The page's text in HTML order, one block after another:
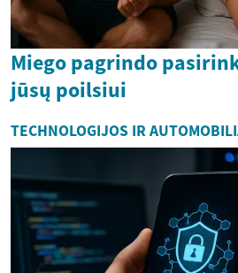
Miego pagrindo
jūsų poilsiui
TECHNOLOGIJOS IR